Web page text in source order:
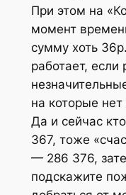
При этом на
момент
сумму хоть
работает, если
на которые
Да и сейчас
367, тоже
— 286 376,
подскажите